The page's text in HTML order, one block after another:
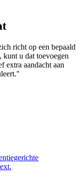
richt op een bepaald
kunt u dat toevoegen
extra aandacht aan